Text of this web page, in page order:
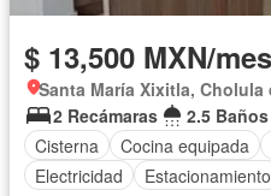
$ 13,500 MXN/mes
Santa María Xixitla, Cholula
2 Recámaras
2.5 Baños
Cisterna
Cocina equipada
Electricidad
Estacionamiento